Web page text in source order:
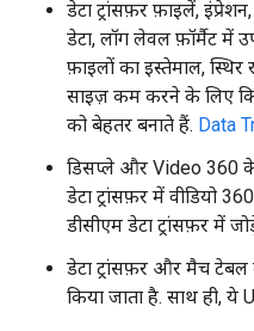
डेटा ट्रांसफ़र फ़ाइलें,
डेटा, लॉग लेवल फ़ॉर्मैट में
फ़ाइलों का इस्तेमाल,
साइज़ कम करने के लिए
को बेहतर बनाते हैं. Data
डिसप्ले और Video 360
डेटा ट्रांसफ़र में वीडियो
डीसीएम डेटा ट्रांसफ़र में
डेटा ट्रांसफ़र और मैच
किया जाता है. साथ ही,